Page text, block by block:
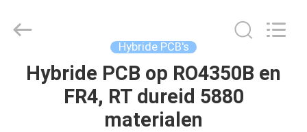
HUIS
PRODUCTEN
Technology
Reserved.
Hybride PCB's
Hybride PCB op RO4350B en
FR4, RT dureid 5880
materialen